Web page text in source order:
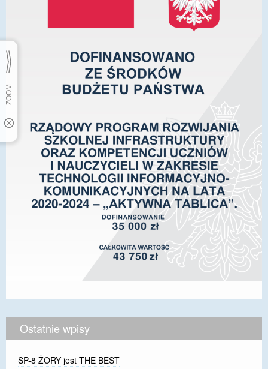
Ostatnie wpisy
SP-8 ŻORY jest THE BEST